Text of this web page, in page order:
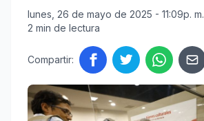
lunes, 26 de mayo de 2025 - 11:09p. m.
2 min de lectura
Compartir: